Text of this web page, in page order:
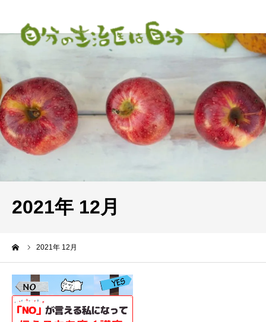
2021年 12月
2021年 12月